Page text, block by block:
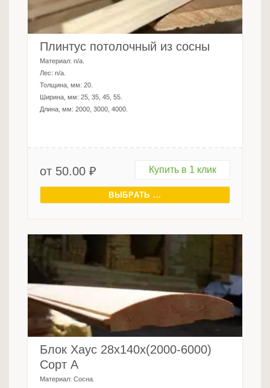
Плинтус потолочный из сосны
Материал: n/a.
Лес: n/a.
Толщина, мм: 20.
Ширина, мм: 25, 35, 45, 55.
Длина, мм: 2000, 3000, 4000.
от 50.00 ₽ Купить в 1 клик
ВЫБРАТЬ ...
Блок Хаус 28х140х(2000-6000)
Сорт А
Материал: Сосна.